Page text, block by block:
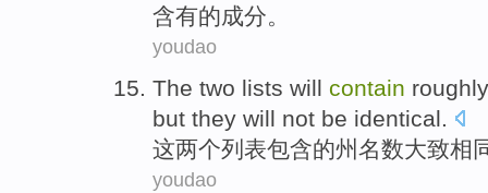
含有的成分。
youdao
The two lists will contain roughly
but they will not be identical.
这两个列表包含的州名数大致相
youdao